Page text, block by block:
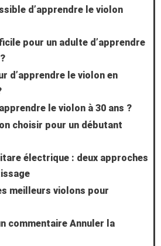
d’apprendre le violon
pour un adulte d’apprendre
d’apprendre le violon en
le violon à 30 ans ?
choisir pour un débutant
électrique : deux approches
meilleurs violons pour
commentaire Annuler la